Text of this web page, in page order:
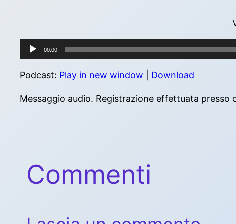
Audio
Player
00:00
Podcast: Play in new window Download
Messaggio audio. Registrazione effettuata presso
Commenti